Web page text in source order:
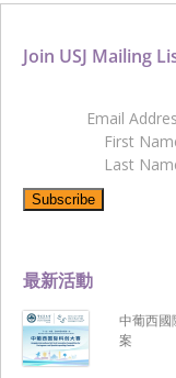
最新活動
中葡西國
案
Join USJ Mailing
Email
First
Last